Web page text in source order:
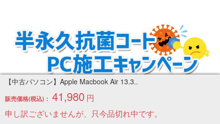
【中古パソコン】Apple Macbook Air 13.3..
販売価格(税込)： 41,980 円
申し訳ございませんが、只今品切れ中です。